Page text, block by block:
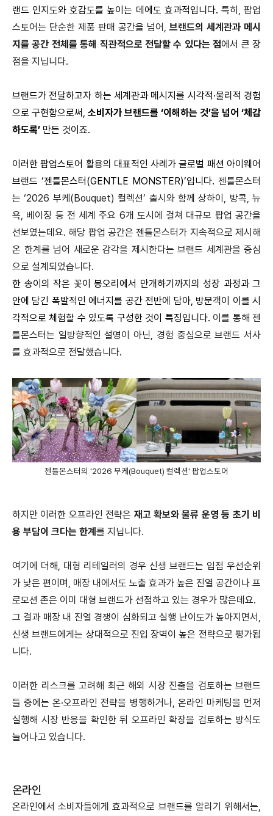
랜드 인지도와 호감도를 높이는 데에도 효과적입니다. 특히, 팝업
스토어는 단순한 제품 판매 공간을 넘어, 브랜드의 세계관과 메시
지를 공간 전체를 통해 직관적으로 전달할 수 있다는 점에서 큰 장
점을 지닙니다.
브랜드가 전달하고자 하는 세계관과 메시지를 시각적·물리적 경험
으로 구현함으로써, 소비자가 브랜드를 ‘이해하는 것’을 넘어 ‘체감
하도록’ 만든 것이죠.
이러한 팝업스토어 활용의 대표적인 사례가 글로벌 패션 아이웨어
브랜드 ‘젠틀몬스터(GENTLE MONSTER)’입니다. 젠틀몬스터
는 ‘2026 부케(Bouquet) 컬렉션’ 출시와 함께 상하이, 방콕, 뉴
욕, 베이징 등 전 세계 주요 6개 도시에 걸쳐 대규모 팝업 공간을
선보였는데요. 해당 팝업 공간은 젠틀몬스터가 지속적으로 제시해
온 한계를 넘어 새로운 감각을 제시한다는 브랜드 세계관을 중심
으로 설계되었습니다.
한 송이의 작은 꽃이 봉오리에서 만개하기까지의 성장 과정과 그
안에 담긴 폭발적인 에너지를 공간 전반에 담아, 방문객이 이를 시
각적으로 체험할 수 있도록 구성한 것이 특징입니다. 이를 통해 젠
틀몬스터는 일방향적인 설명이 아닌, 경험 중심으로 브랜드 서사
를 효과적으로 전달했습니다.
젠틀몬스터의 '2026 부케(Bouquet) 컬렉션' 팝업스토어
하지만 이러한 오프라인 전략은 재고 확보와 물류 운영 등 초기 비
용 부담이 크다는 한계 를 지닙니다.
여기에 더해, 대형 리테일러의 경우 신생 브랜드는 입점 우선순위
가 낮은 편이며, 매장 내에서도 노출 효과가 높은 진열 공간이나 프
로모션 존은 이미 대형 브랜드가 선점하고 있는 경우가 많은데요.
그 결과 매장 내 진열 경쟁이 심화되고 실행 난이도가 높아지면서,
신생 브랜드에게는 상대적으로 진입 장벽이 높은 전략으로 평가됩
니다.
이러한 리스크를 고려해 최근 해외 시장 진출을 검토하는 브랜드
들 중에는 온·오프라인 전략을 병행하거나, 온라인 마케팅을 먼저
실행해 시장 반응을 확인한 뒤 오프라인 확장을 검토하는 방식도
늘어나고 있습니다.
온라인
온라인에서 소비자들에게 효과적으로 브랜드를 알리기 위해서는,